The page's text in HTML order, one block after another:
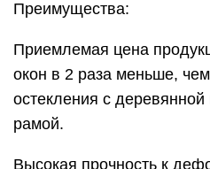
Преимущества:
Приемлемая цена
окон в 2 раза меньше, чем
остекления с деревянной
рамой.
Высокая прочность к